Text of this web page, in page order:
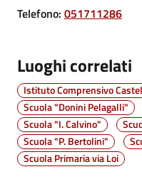
Amministrazione
Trasparente
Albo
pretorio
Telefono: 051711286
Luoghi correlati
Istituto Comprensivo
Scuola "Donini Pelagalli"
Scuola "I. Calvino"
Scuola "P. Bertolini"
Scuola Primaria via Loi